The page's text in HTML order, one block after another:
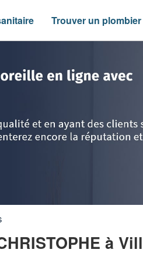
Trouver un plombier
à